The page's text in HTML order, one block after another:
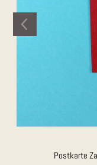
Postkarte